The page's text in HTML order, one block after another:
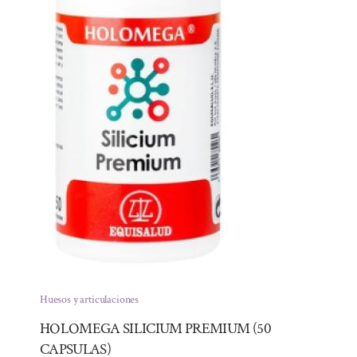
Huesos y articulaciones
HOLOMEGA SILICIUM PREMIUM (50
CAPSULAS)